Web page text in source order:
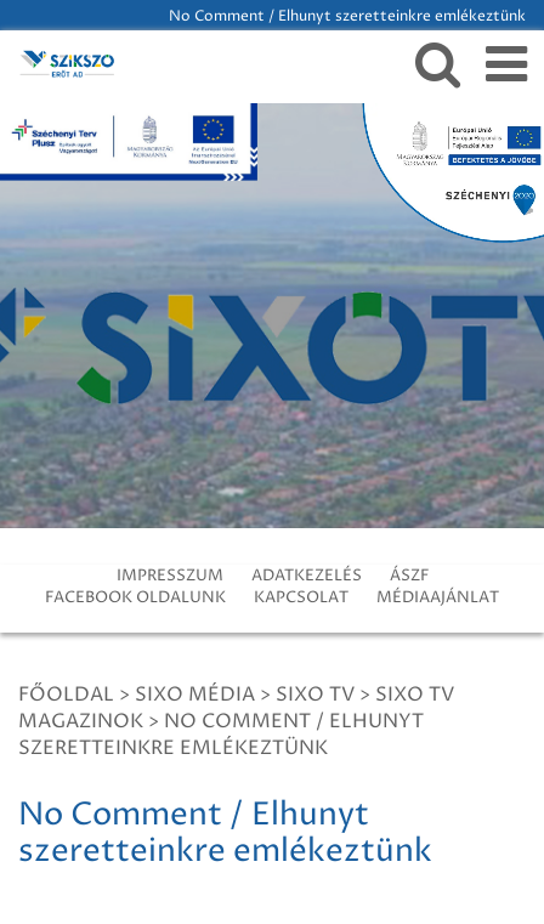
No Comment / Elhunyt szeretteinkre emlékeztünk
IMPRESSZUM ADATKEZELÉS
ÁSZF
FACEBOOK OLDALUNK
KAPCSOLAT MÉDIAAJÁNLAT
FŐOLDAL > SIXO MÉDIA > SIXO TV > SIXO TV
MAGAZINOK > NO COMMENT / ELHUNYT
SZERETTEINKRE EMLÉKEZTÜNK
No Comment / Elhunyt
szeretteinkre emlékeztünk